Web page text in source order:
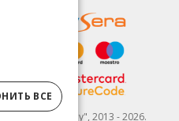
© SIA "Fit & Healthy", 2013 - 2026.
ВСЕ